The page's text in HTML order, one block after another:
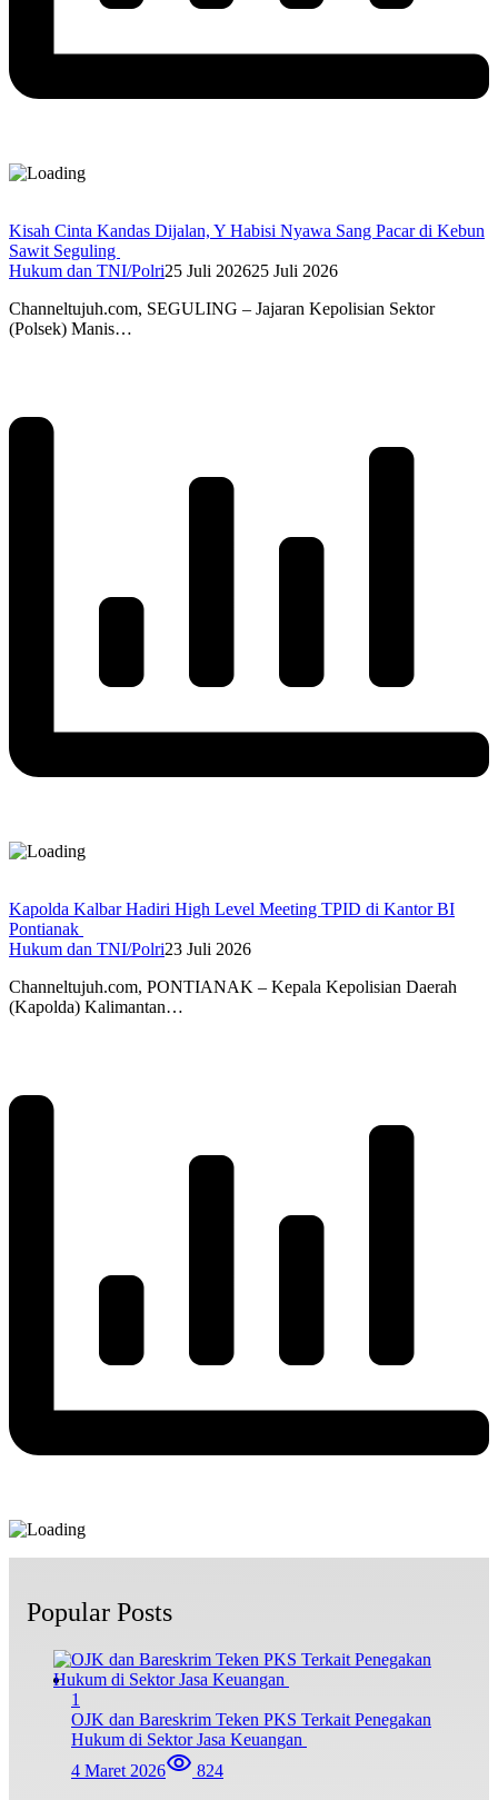
Kisah Cinta Kandas Dijalan, Y Habisi Nyawa Sang Pacar di Kebun
Sawit Seguling
Hukum dan TNI/Polri25 Juli 202625 Juli 2026
Channeltujuh.com, SEGULING – Jajaran Kepolisian Sektor
(Polsek) Manis…
Kapolda Kalbar Hadiri High Level Meeting TPID di Kantor BI
Pontianak
Hukum dan TNI/Polri23 Juli 2026
Channeltujuh.com, PONTIANAK – Kepala Kepolisian Daerah
(Kapolda) Kalimantan…
Popular Posts
1
OJK dan Bareskrim Teken PKS Terkait Penegakan
Hukum di Sektor Jasa Keuangan
4 Maret 2026
824